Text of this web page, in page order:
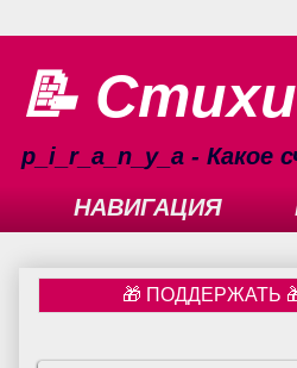
📝
p_i_r_a_n_y_a -
НАВИГАЦИЯ